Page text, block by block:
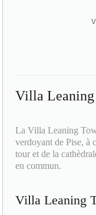
Villa Leaning
La Villa Leaning
verdoyant de Pise, à
tour et de la
en commun.
Villa Leaning